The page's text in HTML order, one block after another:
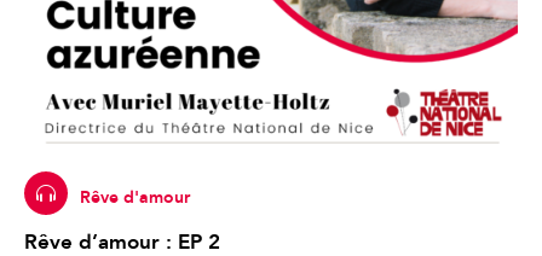
Rêve d'amour
Rêve d’amour : EP 2